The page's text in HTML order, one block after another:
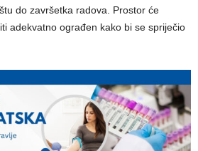
do završetka radova. Prostor će
adekvatno ograđen kako bi se spriječio